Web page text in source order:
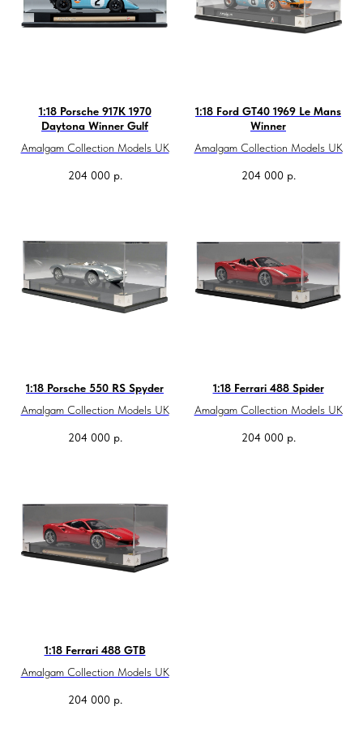
1:18 Porsche 917K 1970
Daytona Winner Gulf
Amalgam Collection Models UK
204 000 р.
1:18 Ford GT40 1969 Le Mans
Winner
Amalgam Collection Models UK
204 000 р.
1:18 Porsche 550 RS Spyder
Amalgam Collection Models UK
204 000 р.
1:18 Ferrari 488 Spider
Amalgam Collection Models UK
204 000 р.
1:18 Ferrari 488 GTB
Amalgam Collection Models UK
204 000 р.